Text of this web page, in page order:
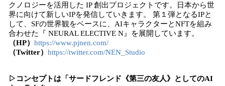
クノロジーを活用した IP 創出プロジェクトです。日本から世
界に向けて新しいIPを発信していきます。 第１弾となるIPと
して、SFの世界観をベースに、AIキャラクターとNFTを組み
合わせた『 NEURAL ELECTIVE N』を展開しています。
（HP） https://www.pjnen.com/
（Twitter） https://twitter.com/NEN_Studio
▷コンセプトは「サードフレンド《第三の友人》としてのAI